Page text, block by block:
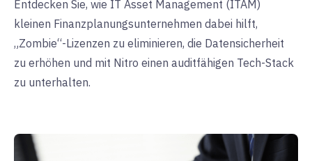
Entdecken Sie, wie IT Asset Management (ITAM)
kleinen Finanzplanungsunternehmen dabei hilft,
„Zombie“-Lizenzen zu eliminieren, die Datensicherheit
zu erhöhen und mit Nitro einen auditfähigen Tech-Stack
zu unterhalten.